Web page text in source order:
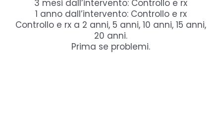
3 mesi dall’intervento: Controllo e rx
1 anno dall’intervento: Controllo e rx
Controllo e rx a 2 anni, 5 anni, 10 anni, 15 anni,
20 anni.
Prima se problemi.